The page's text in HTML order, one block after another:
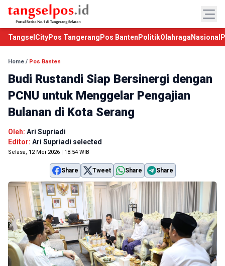
TangselCityPos Tangerang Pos Banten PolitikOlahraga Nasional
Home / Pos Banten
Budi Rustandi Siap Bersinergi dengan
PCNU untuk Menggelar Pengajian
Bulanan di Kota Serang
Oleh: Ari Supriadi
Editor: Ari Supriadi selected
Selasa, 12 Mei 2026 | 18:54 WIB
Share Tweet Share Share